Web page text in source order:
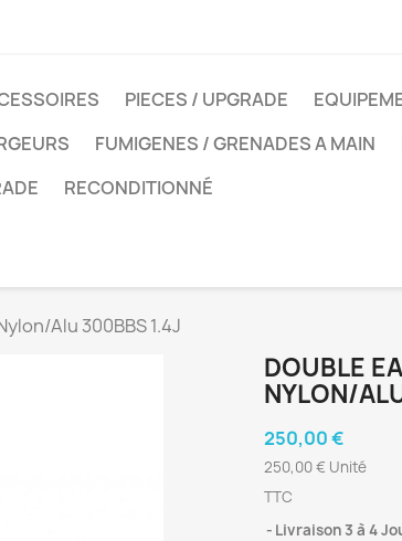
PIECES / UPGRADE
FUMIGENES / GRENADES A MAIN
RECONDITIONNÉ
Alu 300BBS 1.4J
DOUBLE
NYLON/
250,00 €
250,00 € Unité
TTC
Livraison 3 à 4